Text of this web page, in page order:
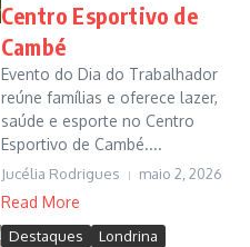
Centro Esportivo de
Cambé
Evento do Dia do Trabalhador
reúne famílias e oferece lazer,
saúde e esporte no Centro
Esportivo de Cambé....
Jucélia Rodrigues maio 2, 2026
Read More
Destaques Londrina